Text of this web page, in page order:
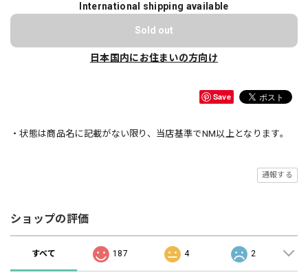
International shipping available
Sold out
日本国内にお住まいの方向け
Save
・状態は商品名に記載がない限り、当店基準でNM以上となります。
通報する
ショップの評価
すべて 187 4 2